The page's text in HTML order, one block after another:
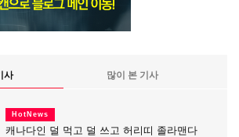
사 많이 본 기사
HotNews
캐나다인 덜 먹고 덜 쓰고 허리띠 졸라맨다